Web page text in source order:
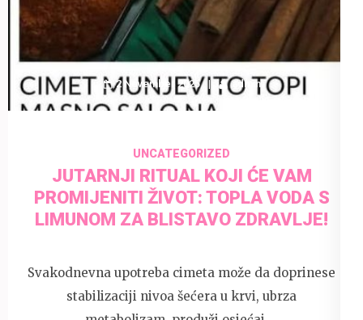
2 November 2025 admin
UNCATEGORIZED
JUTARNJI RITUAL KOJI ĆE VAM
PROMIJENITI ŽIVOT: TOPLA VODA S
LIMUNOM ZA BLISTAVO ZDRAVLJE!
Svakodnevna upotreba cimeta može da doprinese
stabilizaciji nivoa šećera u krvi, ubrza